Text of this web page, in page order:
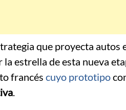
que proyecta autos
estrella de esta nueva
francés cuyo prototipo
.